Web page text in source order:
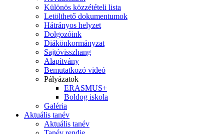
Különös közzétételi lista
Letölthető dokumentumok
Hátrányos helyzet
Dolgozóink
Diákönkormányzat
Sajtóvisszhang
Alapítvány
Bemutatkozó videó
Pályázatok
ERASMUS+
Boldog iskola
Galéria
Aktuális tanév
Aktuális tanév